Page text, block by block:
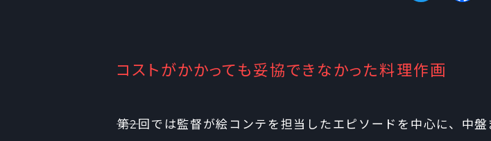
コストがかかっても妥協できなかった料理作画
――第2回では監督が絵コンテを担当したエピソードを中心に、中盤